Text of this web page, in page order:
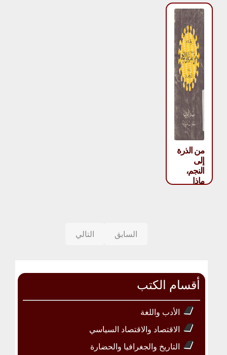
من الذرة
إلى
النجم،
ماذا
السابق التالي
أقسام الكتب
الأدب واللغة
الاقتصاد والاقتصاد السياسي
التاريخ والجغرافيا والحضارة